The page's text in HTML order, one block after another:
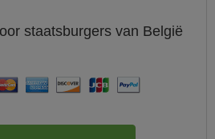
staatsburgers van België